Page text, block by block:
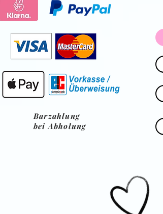
Barzahlung
bei Abholung